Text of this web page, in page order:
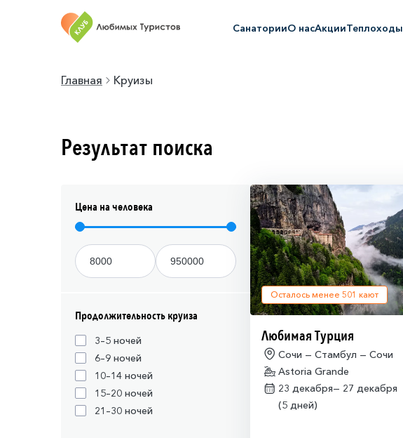
СанаторииО насАкцииТеплоходы
Главная Круизы
Результат поиска
Цена на человека
Продолжительность круиза
3–5 ночей
6–9 ночей
10–14 ночей
15–20 ночей
21–30 ночей
Осталось менее 501 кают
Любимая Турция
Сочи — Стамбул — Сочи
Astoria Grande
23 декабря— 27 декабря
(5 дней)